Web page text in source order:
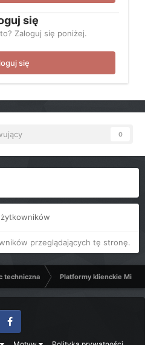
się
Zaloguj się poniżej.
się
0
przeglądających tę stronę.
techniczna Platformy klienckie